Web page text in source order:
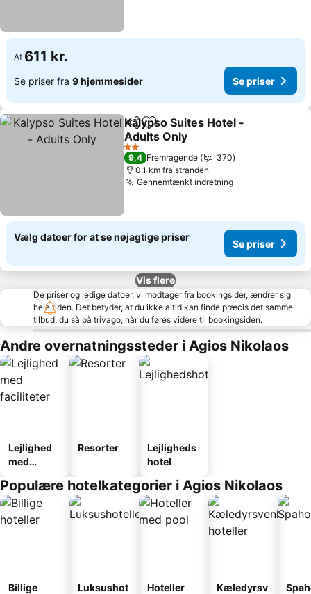
Af 611 kr.
Se priser fra 9 hjemmesider Se priser
Del Føj til favoritter
Kalypso Suites Hotel -
Adults Only
2 Stjerner
9,4 Fremragende
370
0.1 km fra stranden
Gennemtænkt indretning
Vælg datoer for at se nøjagtige priser
Se priser
Vis flere
De priser og ledige datoer, vi modtager fra bookingsider, ændrer sig
hele tiden. Det betyder, at du ikke altid kan finde præcis det samme
tilbud, du så på trivago, når du føres videre til bookingsiden.
Andre overnatningssteder i Agios Nikolaos
Lejlighed
med
Resorter
Lejligheds
hotel
Populære hotelkategorier i Agios Nikolaos
Billige
Luksushot
Hoteller
Kæledyrsv